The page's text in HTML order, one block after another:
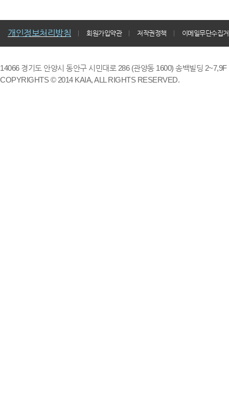
개인정보처리방침 회원가입약관 저작권정책 이메일무단수집
14066 경기도 안양시 동안구 시민대로 286 (관양동 1600) 송백빌딩
COPYRIGHTS © 2014 KAIA, ALL RIGHTS RESERVED.